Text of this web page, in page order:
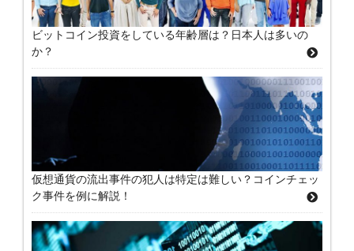
ビットコイン投資をしている年齢層は？日本人は多いの
か？
仮想通貨の流出事件の犯人は特定は難しい？コインチェッ
ク事件を例に解説！